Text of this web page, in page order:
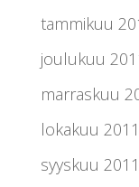
tammikuu
joulukuu
marraskuu
lokakuu 2011
syyskuu 2011